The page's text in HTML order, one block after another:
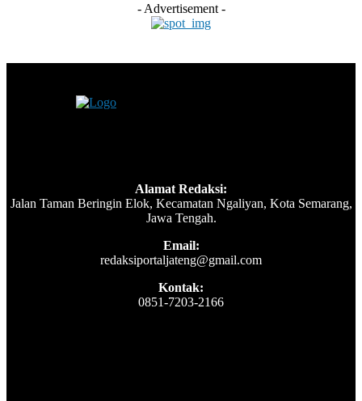
- Advertisement -
Alamat Redaksi:
Jalan Taman Beringin Elok, Kecamatan Ngaliyan, Kota Semarang,
Jawa Tengah.
Email:
redaksiportaljateng@gmail.com
Kontak:
0851-7203-2166